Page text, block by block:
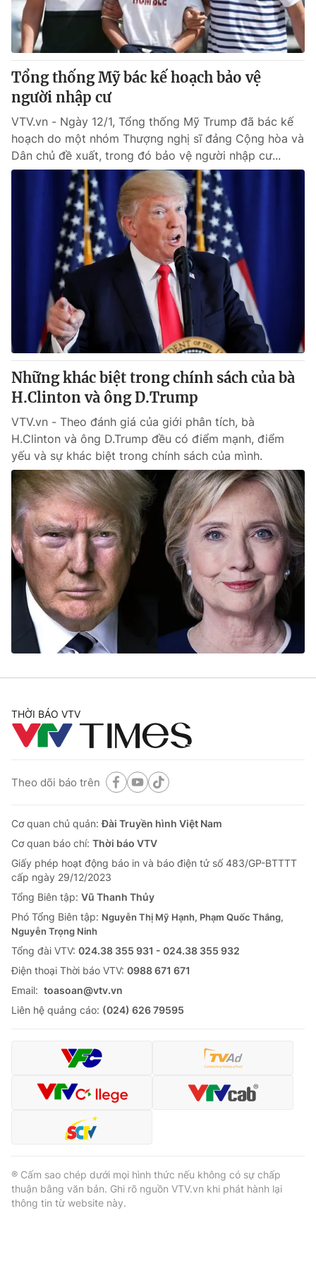
Sản phẩm
Thị trường
Tư vấn
Lịch phát sóng
Chuyên mục khác
Emagazine Podcast
Photo Infographic
Shorts video
VTV Money VTV Thể thao
VTV Sức khoẻ Bất động sản
Thị trường 24h Tấm lòng Việt
VTV4 Vươn mình bằng AI
VTV9 VTV8
Liên hệ tòa soạn English
THỜI BÁO VTV
Theo dõi báo trên
Cơ quan chủ quản:Đài Truyền hình Việt Nam
Cơ quan báo chí:Thời báo VTV
Phó Tổng Biên tập:Nguyễn Thị Mỹ Hạnh, Phạm Quốc Thắng,
Nguyễn Trọng Ninh
Ðiện thoại Thời báo VTV:024.66 897 897
Liên hệ quảng cáo: 024-7300.7108
® Cấm sao chép dưới mọi hình thức nếu không có sự chấp
Tổng thống Mỹ bác kế hoạch bảo vệ
người nhập cư
VTV.vn - Ngày 12/1, Tổng thống Mỹ Trump đã bác kế
hoạch do một nhóm Thượng nghị sĩ đảng Cộng hòa và
Dân chủ đề xuất, trong đó bảo vệ người nhập cư...
Những khác biệt trong chính sách của bà
H.Clinton và ông D.Trump
VTV.vn - Theo đánh giá của giới phân tích, bà
H.Clinton và ông D.Trump đều có điểm mạnh, điểm
yếu và sự khác biệt trong chính sách của mình.
THỜI BÁO VTV
Theo dõi báo trên
Cơ quan chủ quản:Đài Truyền hình Việt Nam
Cơ quan báo chí: Thời báo VTV
Giấy phép hoạt động báo in và báo điện tử số 483/GP-BTTTT
cấp ngày 29/12/2023
Tổng Biên tập: Vũ Thanh Thủy
Phó Tổng Biên tập: Nguyễn Thị Mỹ Hạnh, Phạm Quốc Thắng,
Nguyễn Trọng Ninh
Tổng đài VTV: 024.38 355 931 - 024.38 355 932
Ðiện thoại Thời báo VTV: 0988 671 671
Email: toasoan@vtv.vn
Liên hệ quảng cáo: (024) 626 79595
® Cấm sao chép dưới mọi hình thức nếu không có sự chấp
thuận bằng văn bản. Ghi rõ nguồn VTV.vn khi phát hành lại
thông tin từ website này.